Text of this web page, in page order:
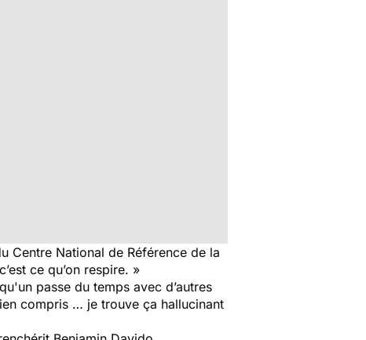
Centre National de Référence de la
ce qu’on respire. »
passe du temps avec d’autres
compris … je trouve ça hallucinant